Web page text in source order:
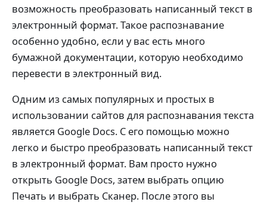
возможность преобразовать написанный текст в
электронный формат. Такое распознавание
особенно удобно, если у вас есть много
бумажной документации, которую необходимо
перевести в электронный вид.
Одним из самых популярных и простых в
использовании сайтов для распознавания текста
является Google Docs. С его помощью можно
легко и быстро преобразовать написанный текст
в электронный формат. Вам просто нужно
открыть Google Docs, затем выбрать опцию
Печать и выбрать Сканер. После этого вы